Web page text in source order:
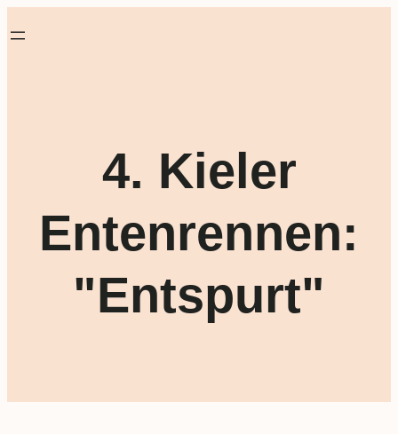
4. Kieler
Entenrennen:
"Entspurt"